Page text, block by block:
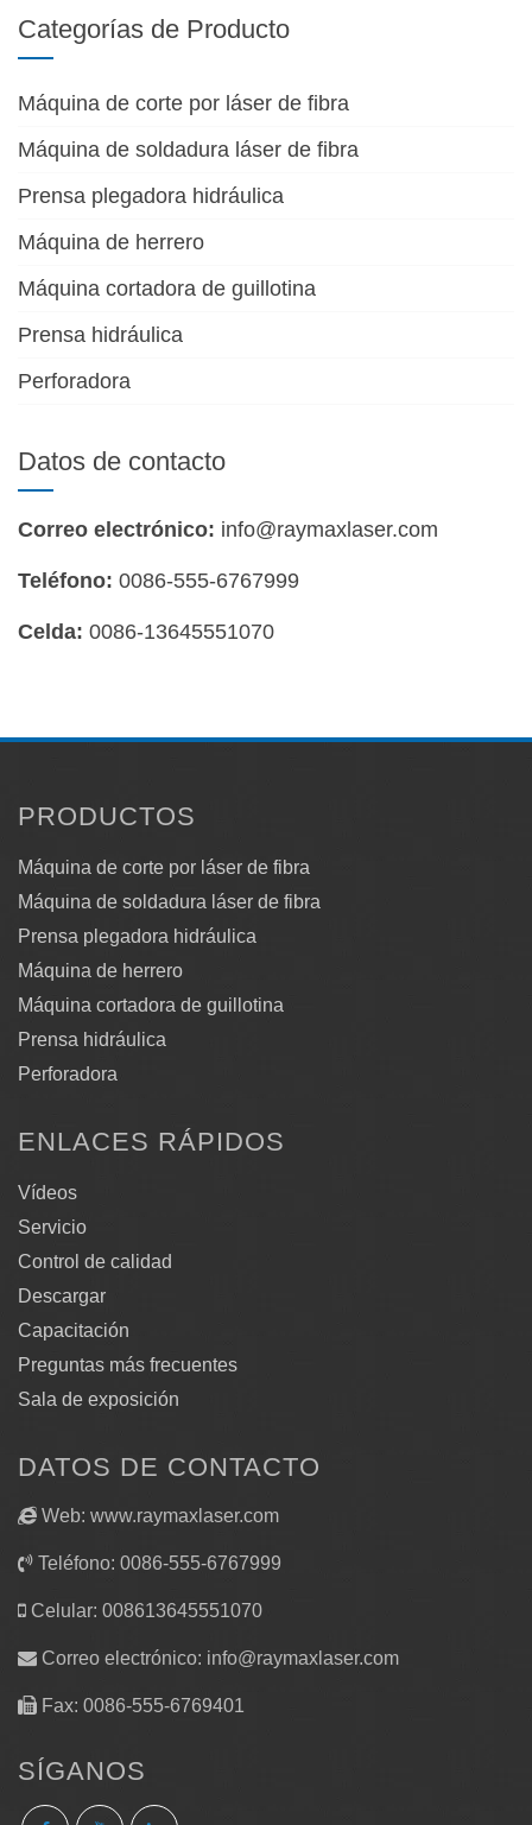
Categorías de Producto
Máquina de corte por láser de fibra
Máquina de soldadura láser de fibra
Prensa plegadora hidráulica
Máquina de herrero
Máquina cortadora de guillotina
Prensa hidráulica
Perforadora
Datos de contacto
Correo electrónico: info@raymaxlaser.com
Teléfono: 0086-555-6767999
Celda: 0086-13645551070
PRODUCTOS
Máquina de corte por láser de fibra
Máquina de soldadura láser de fibra
Prensa plegadora hidráulica
Máquina de herrero
Máquina cortadora de guillotina
Prensa hidráulica
Perforadora
ENLACES RÁPIDOS
Vídeos
Servicio
Control de calidad
Descargar
Capacitación
Preguntas más frecuentes
Sala de exposición
DATOS DE CONTACTO
Web: www.raymaxlaser.com
Teléfono: 0086-555-6767999
Celular: 008613645551070
Correo electrónico: info@raymaxlaser.com
Fax: 0086-555-6769401
SÍGANOS